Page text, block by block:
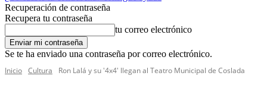
Recuperación de contraseña
Recupera tu contraseña
tu correo electrónico
Se te ha enviado una contraseña por correo electrónico.
Inicio Cultura Ron Lalá y su '4x4' llegan al Teatro Municipal de Coslada